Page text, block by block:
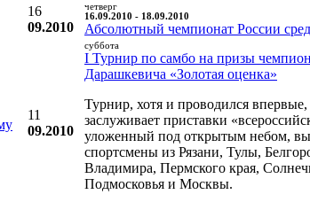
16
09.2010
четверг
16.09.2010 - 18.09.2010
Абсолютный чемпионат России
11
09.2010
суббота
I Турнир по самбо на призы
Дарашкевича «Золотая оценка»
Турнир, хотя и проводился впервые,
заслуживает приставки
уложенный под открытым небом,
спортсмены из Рязани, Тулы,
Владимира, Пермского края,
Подмосковья и Москвы.